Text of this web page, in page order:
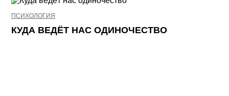
ПСИХОЛОГИЯ
КУДА ВЕДЁТ НАС ОДИНОЧЕСТВО